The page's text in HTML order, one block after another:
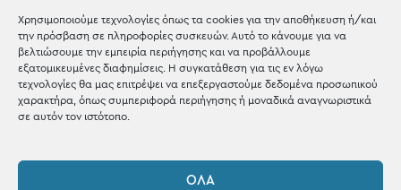
Χρησιμοποιούμε τεχνολογίες όπως τα cookies για την αποθήκευση ή/και
την πρόσβαση σε πληροφορίες συσκευών. Αυτό το κάνουμε για να
βελτιώσουμε την εμπειρία περιήγησης και να προβάλλουμε
εξατομικευμένες διαφημίσεις. Η συγκατάθεση για τις εν λόγω
τεχνολογίες θα μας επιτρέψει να επεξεργαστούμε δεδομένα προσωπικού
χαρακτήρα, όπως συμπεριφορά περιήγησης ή μοναδικά αναγνωριστικά
σε αυτόν τον ιστότοπο.
ΌΛΑ
Blog
Shop the look
ΚΑΤΑΣΤΗΜΑ